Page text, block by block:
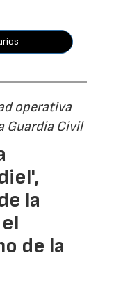
operativa
Guardia Civil
la
de la